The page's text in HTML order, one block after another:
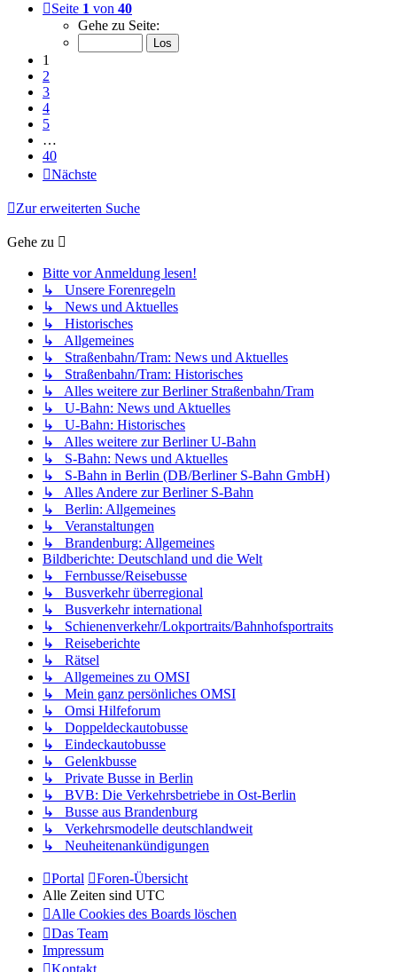
Seite 1 von 40
Gehe zu Seite:
1
2
3
4
5
…
40
Nächste
Zur erweiterten Suche
Gehe zu
Bitte vor Anmeldung lesen!
↳ Unsere Forenregeln
↳ News und Aktuelles
↳ Historisches
↳ Allgemeines
↳ Straßenbahn/Tram: News und Aktuelles
↳ Straßenbahn/Tram: Historisches
↳ Alles weitere zur Berliner Straßenbahn/Tram
↳ U-Bahn: News und Aktuelles
↳ U-Bahn: Historisches
↳ Alles weitere zur Berliner U-Bahn
↳ S-Bahn: News und Aktuelles
↳ S-Bahn in Berlin (DB/Berliner S-Bahn GmbH)
↳ Alles Andere zur Berliner S-Bahn
↳ Berlin: Allgemeines
↳ Veranstaltungen
↳ Brandenburg: Allgemeines
Bildberichte: Deutschland und die Welt
↳ Fernbusse/Reisebusse
↳ Busverkehr überregional
↳ Busverkehr international
↳ Schienenverkehr/Lokportraits/Bahnhofsportraits
↳ Reiseberichte
↳ Rätsel
↳ Allgemeines zu OMSI
↳ Mein ganz persönliches OMSI
↳ Omsi Hilfeforum
↳ Doppeldeckautobusse
↳ Eindeckautobusse
↳ Gelenkbusse
↳ Private Busse in Berlin
↳ BVB: Die Verkehrsbetriebe in Ost-Berlin
↳ Busse aus Brandenburg
↳ Verkehrsmodelle deutschlandweit
↳ Neuheitenankündigungen
Portal
Foren-Übersicht
Alle Zeiten sind UTC
Alle Cookies des Boards löschen
Das Team
Impressum